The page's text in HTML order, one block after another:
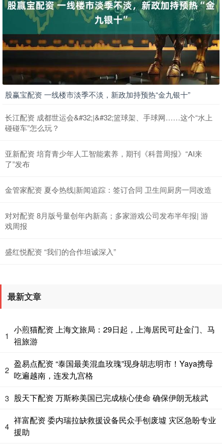
股赢宝配资 一线楼市淡季不淡，新政加持预热“金九银十”
长江配资 成都世运会&#32;|&#32;篮球架、手球网……这个“水上
碰碰车”怎么玩？
亚新配资 培育青少年人工智能素养，期刊《科普周报》“AI来
了”发布
金管家配资 夏令热线|新闻追踪：签订合同 卫生间厨房一同改造
对对配资 8月版号量创年内新高；多家游戏公司发布半年报| 游
戏周报
盛红悦配资 “我们的合作坦诚深入”
最新文章
1
小煎猫配资 上海文旅局：29日起，上海居民可赴金门、马
祖旅游
2
盈易点配资 “泰国最美混血玫瑰”现身胡志明市！Yaya携母
吃遍越南，连发九宫格
3 股天下配资 万斯称美国已完成核心使命 确保伊朗无核武
4
祥富配资 委内瑞拉缺救援设备民众手刨废墟 灾区急盼专业
援助